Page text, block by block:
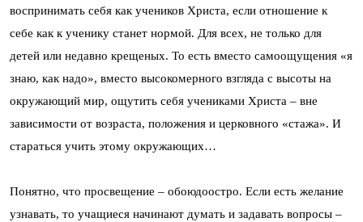
воспринимать себя как учеников Христа, если отношение к
себе как к ученику станет нормой. Для всех, не только для
детей или недавно крещеных. То есть вместо самоощущения «я
знаю, как надо», вместо высокомерного взгляда с высоты на
окружающий мир, ощутить себя учениками Христа – вне
зависимости от возраста, положения и церковного «стажа». И
стараться учить этому окружающих…
Понятно, что просвещение – обоюдоостро. Если есть желание
узнавать, то учащиеся начинают думать и задавать вопросы –